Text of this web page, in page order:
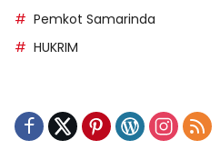
Pemkot Samarinda
HUKRIM